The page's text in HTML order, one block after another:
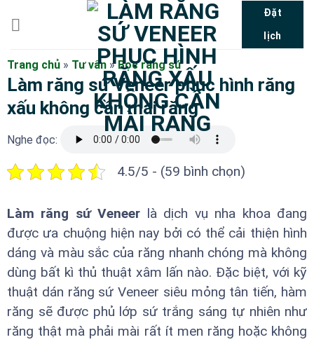
dung
Đặt
lịch
Trang chủ » Tư vấn »Bọc răng sứ
Làm răng sứ Veneer phục hình răng
xấu không cần mài răng
Nghe đọc:
4.5/5 - (59 bình chọn)
Làm răng sứ Veneer là dịch vụ nha khoa đang
được ưa chuộng hiện nay bởi có thể cải thiện hình
dáng và màu sắc của răng nhanh chóng mà không
dùng bất kì thủ thuật xâm lấn nào. Đặc biệt, với kỹ
thuật dán răng sứ Veneer siêu mỏng tân tiến, hàm
răng sẽ được phủ lớp sứ trắng sáng tự nhiên như
răng thật mà phải mài rất ít men răng hoặc không